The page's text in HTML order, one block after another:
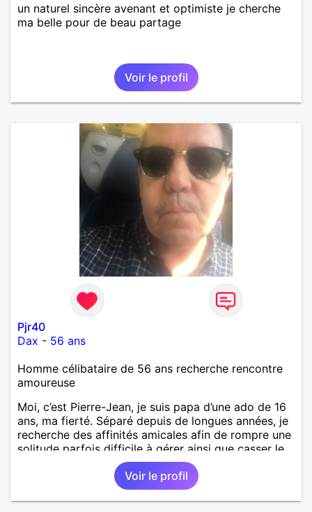
un naturel sincère avenant et optimiste je cherche
ma belle pour de beau partage
Voir le profil
Pjr40
Dax - 56 ans
Homme célibataire de 56 ans recherche rencontre
amoureuse
Moi, c’est Pierre-Jean, je suis papa d’une ado de 16
ans, ma fierté. Séparé depuis de longues années, je
recherche des affinités amicales afin de rompre une
solitude parfois difficile à gérer ainsi que casser le
vague à l’âme. L’amitié reste extrêmement
importante à mes yeux mais peut se décliner en des
sentiments plus puissants. « Le temps fera son
œuvre » disait Arthur Schopenhauer, philosophe
Voir le profil